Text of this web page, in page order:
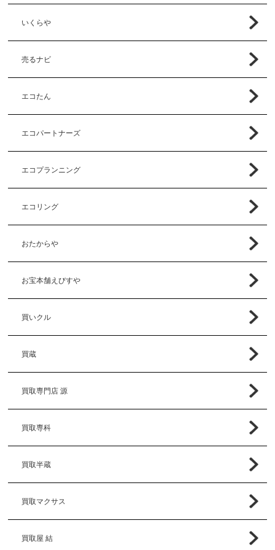
いくらや
売るナビ
エコたん
エコパートナーズ
エコプランニング
エコリング
おたからや
お宝本舗えびすや
買いクル
買蔵
買取専門店 源
買取専科
買取半蔵
買取マクサス
買取屋 結